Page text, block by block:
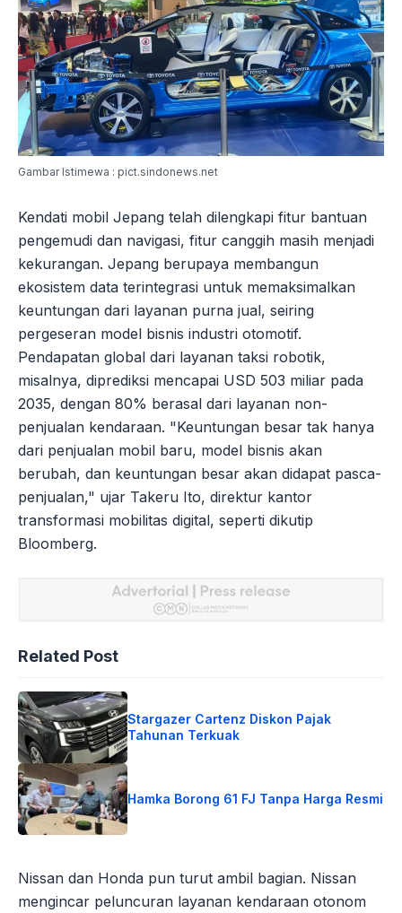
Gambar Istimewa : pict.sindonews.net
Kendati mobil Jepang telah dilengkapi fitur bantuan
pengemudi dan navigasi, fitur canggih masih menjadi
kekurangan. Jepang berupaya membangun
ekosistem data terintegrasi untuk memaksimalkan
keuntungan dari layanan purna jual, seiring
pergeseran model bisnis industri otomotif.
Pendapatan global dari layanan taksi robotik,
misalnya, diprediksi mencapai USD 503 miliar pada
2035, dengan 80% berasal dari layanan non-
penjualan kendaraan. "Keuntungan besar tak hanya
dari penjualan mobil baru, model bisnis akan
berubah, dan keuntungan besar akan didapat pasca-
penjualan," ujar Takeru Ito, direktur kantor
transformasi mobilitas digital, seperti dikutip
Bloomberg.
Related Post
Stargazer Cartenz Diskon Pajak
Tahunan Terkuak
Hamka Borong 61 FJ Tanpa Harga Resmi
Nissan dan Honda pun turut ambil bagian. Nissan
mengincar peluncuran layanan kendaraan otonom